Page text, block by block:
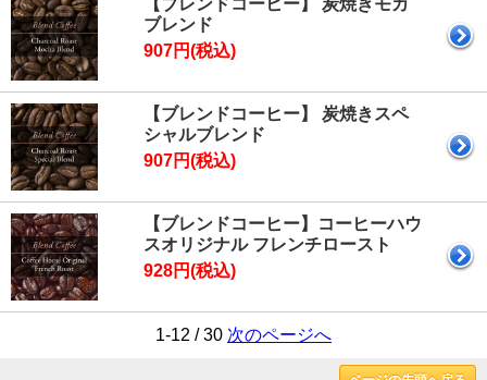
【ブレンドコーヒー】 炭焼きモカ
ブレンド
907円(税込)
【ブレンドコーヒー】 炭焼きスペ
シャルブレンド
907円(税込)
【ブレンドコーヒー】コーヒーハウ
スオリジナル フレンチロースト
928円(税込)
1-12 / 30 次のページへ